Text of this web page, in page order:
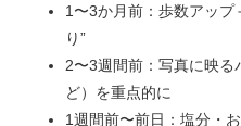
1〜3か月前：歩数アップ
り”
2〜3週間前：写真に映る
ど）を重点的に
1週間前〜前日：塩分・